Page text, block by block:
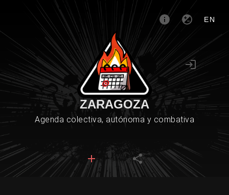
EN
ZARAGOZA
Agenda colectiva, autónoma y combativa